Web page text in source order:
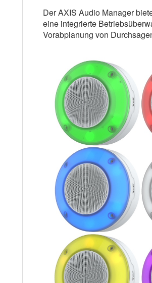
Der AXIS Audio Manager
eine integrierte
Vorabplanung von